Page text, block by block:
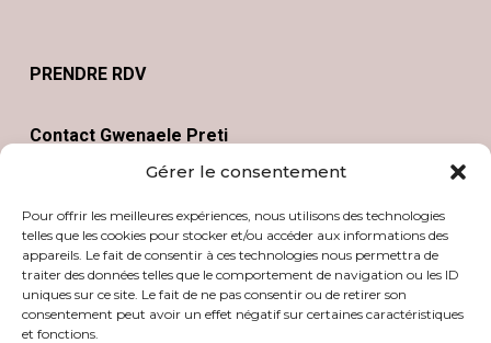
Gérer le consentement
Pour offrir les meilleures expériences, nous utilisons des technologies
telles que les cookies pour stocker et/ou accéder aux informations des
appareils. Le fait de consentir à ces technologies nous permettra de
traiter des données telles que le comportement de navigation ou les ID
uniques sur ce site. Le fait de ne pas consentir ou de retirer son
consentement peut avoir un effet négatif sur certaines caractéristiques
et fonctions.
PRENDRE RDV
Contact Gwenaele Preti
Aromatherapie
Relaxation psychosomatique
Qi gong
Taïchi chuan